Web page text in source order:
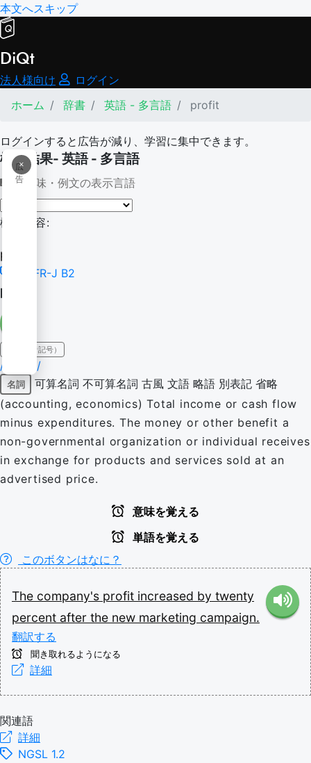
本文へスキップ
DiQt
法人様向け
ログイン
ホーム
辞書 英語 - 多言語 profit
ログインすると広告が減り、学習に集中できます。
×
広
告
検索結果- 英語 - 多言語
意味・例文の表示言語
検索内容:
profit
CEFR-J B2
profit
IPA（発音記号）
/ˈpɹɒfɪt/
名詞 可算名詞 不可算名詞 古風 文語 略語 別表記 省略
(accounting, economics) Total income or cash flow
minus expenditures. The money or other benefit a
non-governmental organization or individual receives
in exchange for products and services sold at an
advertised price.
意味を覚える
単語を覚える
このボタンはなに？
The company's profit increased by twenty
percent after the new marketing campaign.
翻訳する
聞き取れるようになる
詳細
関連語
詳細
NGSL 1.2